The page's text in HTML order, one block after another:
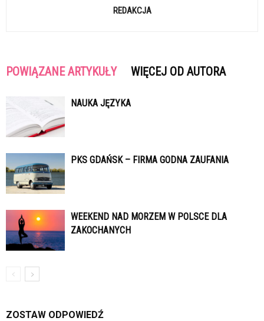
REDAKCJA
POWIĄZANE ARTYKUŁY WIĘCEJ OD AUTORA
NAUKA JĘZYKA
PKS GDAŃSK – FIRMA GODNA ZAUFANIA
WEEKEND NAD MORZEM W POLSCE DLA
ZAKOCHANYCH
ZOSTAW ODPOWIEDŹ